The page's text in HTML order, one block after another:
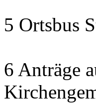
5 Ortsbus
6 Anträge